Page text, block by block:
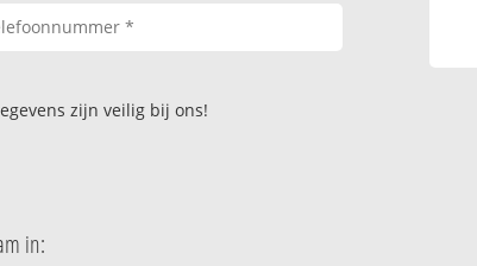
zijn veilig bij ons!
in: